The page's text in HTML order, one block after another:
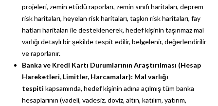
projeleri, zemin etüdü raporları, zemin sınıfı haritaları, deprem
risk haritaları, heyelan risk haritaları, taşkın risk haritaları, fay
hatları haritaları ile desteklenerek, hedef kişinin taşınmaz mal
varlığı detaylı bir şekilde tespit edilir, belgelenir, değerlendirilir
ve raporlanır.
Banka ve Kredi Kartı Durumlarının Araştırılması (Hesap
Hareketleri, Limitler, Harcamalar): Mal varlığı
tespiti kapsamında, hedef kişinin adına açılmış tüm banka
hesaplarının (vadeli, vadesiz, döviz, altın, katılım, yatırım,